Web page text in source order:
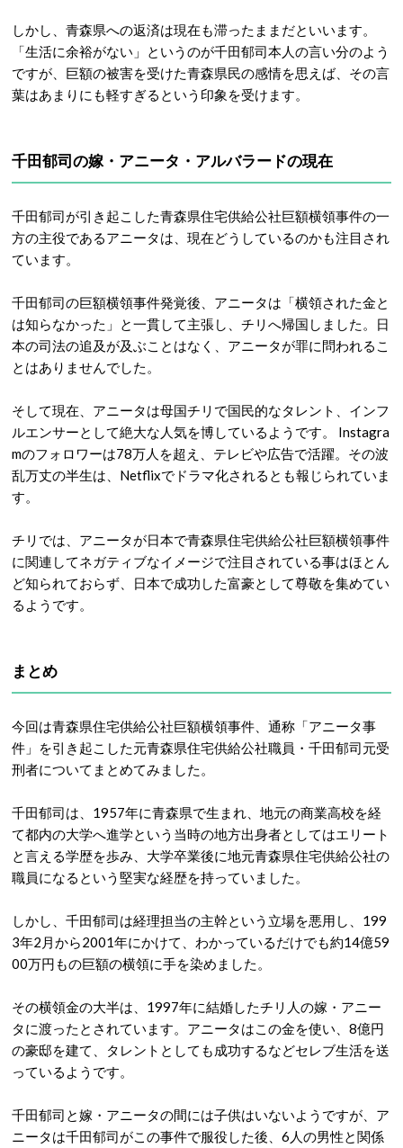
しかし、青森県への返済は現在も滞ったままだといいます。
「生活に余裕がない」というのが千田郁司本人の言い分のよう
ですが、巨額の被害を受けた青森県民の感情を思えば、その言
葉はあまりにも軽すぎるという印象を受けます。
千田郁司の嫁・アニータ・アルバラードの現在
千田郁司が引き起こした青森県住宅供給公社巨額横領事件の一
方の主役であるアニータは、現在どうしているのかも注目され
ています。
千田郁司の巨額横領事件発覚後、アニータは「横領された金と
は知らなかった」と一貫して主張し、チリへ帰国しました。日
本の司法の追及が及ぶことはなく、アニータが罪に問われるこ
とはありませんでした。
そして現在、アニータは母国チリで国民的なタレント、インフ
ルエンサーとして絶大な人気を博しているようです。 Instagra
mのフォロワーは78万人を超え、テレビや広告で活躍。その波
乱万丈の半生は、Netflixでドラマ化されるとも報じられていま
す。
チリでは、アニータが日本で青森県住宅供給公社巨額横領事件
に関連してネガティブなイメージで注目されている事はほとん
ど知られておらず、日本で成功した富豪として尊敬を集めてい
るようです。
まとめ
今回は青森県住宅供給公社巨額横領事件、通称「アニータ事
件」を引き起こした元青森県住宅供給公社職員・千田郁司元受
刑者についてまとめてみました。
千田郁司は、1957年に青森県で生まれ、地元の商業高校を経
て都内の大学へ進学という当時の地方出身者としてはエリート
と言える学歴を歩み、大学卒業後に地元青森県住宅供給公社の
職員になるという堅実な経歴を持っていました。
しかし、千田郁司は経理担当の主幹という立場を悪用し、199
3年2月から2001年にかけて、わかっているだけでも約14億59
00万円もの巨額の横領に手を染めました。
その横領金の大半は、1997年に結婚したチリ人の嫁・アニー
タに渡ったとされています。アニータはこの金を使い、8億円
の豪邸を建て、タレントとしても成功するなどセレブ生活を送
っているようです。
千田郁司と嫁・アニータの間には子供はいないようですが、ア
ニータは千田郁司がこの事件で服役した後、6人の男性と関係